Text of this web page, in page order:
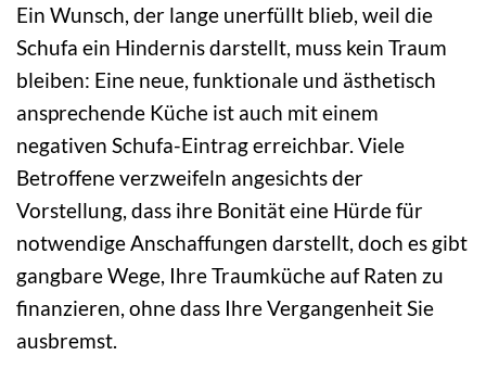
Ein Wunsch, der lange unerfüllt blieb, weil die
Schufa ein Hindernis darstellt, muss kein Traum
bleiben: Eine neue, funktionale und ästhetisch
ansprechende Küche ist auch mit einem
negativen Schufa-Eintrag erreichbar. Viele
Betroffene verzweifeln angesichts der
Vorstellung, dass ihre Bonität eine Hürde für
notwendige Anschaffungen darstellt, doch es gibt
gangbare Wege, Ihre Traumküche auf Raten zu
finanzieren, ohne dass Ihre Vergangenheit Sie
ausbremst.